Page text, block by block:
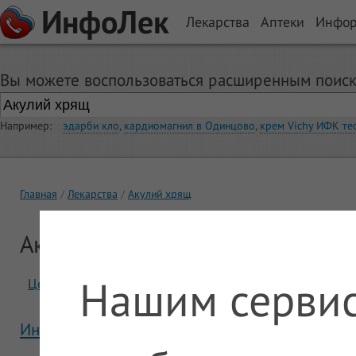
ИнфоЛек Лекарства Аптеки
Вы можете воспользоваться расширенным
Например: эдарби кло, кардиомагнил в Одинцово, крем Vichy ИФК
Главная Лекарства Акулий хрящ
Акулий хрящ
Цены Отзывы
Инструкция Акулий хрящ
Нашим